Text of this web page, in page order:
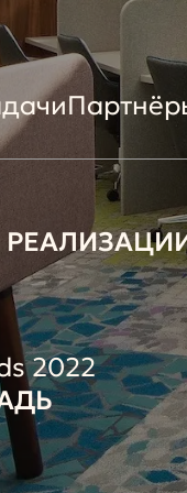
2022